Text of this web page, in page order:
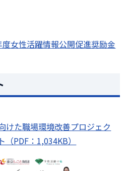
度女性活躍情報公開促進奨励金
けた職場環境改善プロジェク
（PDF：1,034KB）